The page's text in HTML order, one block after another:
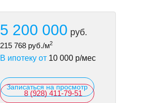
5 200 000 руб.
215 768 руб./м2
В ипотеку от 10 000 р/мес
Записаться на просмотр
8 (928) 411-79-51